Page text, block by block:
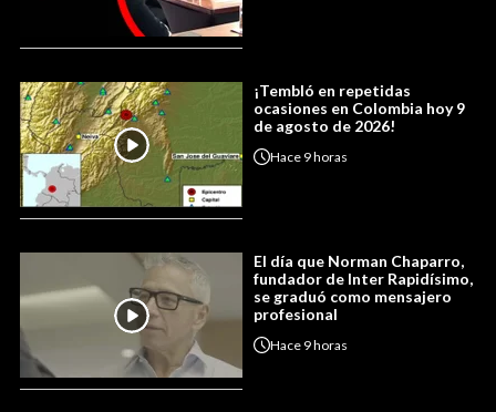
¡Tembló en repetidas
ocasiones en Colombia hoy 9
de agosto de 2026!
Hace 9 horas
El día que Norman Chaparro,
fundador de Inter Rapidísimo,
se graduó como mensajero
profesional
Hace 9 horas